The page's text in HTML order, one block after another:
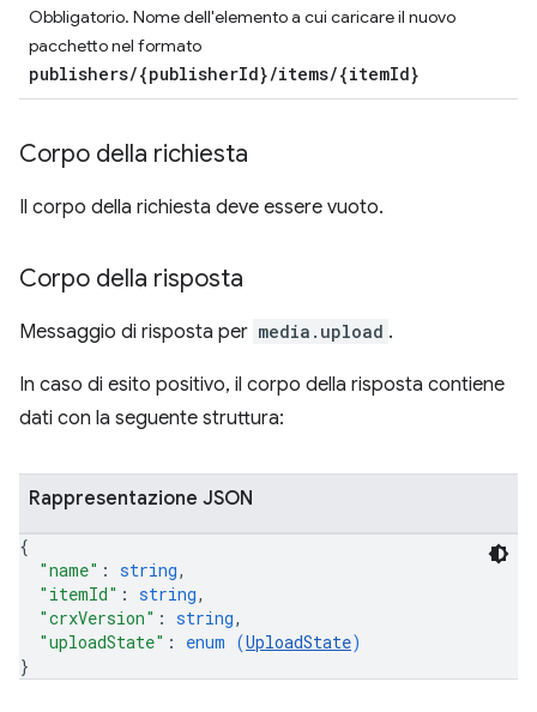
Obbligatorio. Nome dell'elemento a cui caricare il nuovo
pacchetto nel formato
publishers/{publisherId}/items/{itemId}
Corpo della richiesta
Il corpo della richiesta deve essere vuoto.
Corpo della risposta
Messaggio di risposta per media.upload .
In caso di esito positivo, il corpo della risposta contiene
dati con la seguente struttura:
Rappresentazione JSON
{
"name" : string,
"itemId" : string,
"crxVersion" : string,
"uploadState" : enum (UploadState)
}